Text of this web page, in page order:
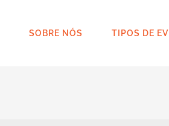
SOBRE NÓS TIPOS DE